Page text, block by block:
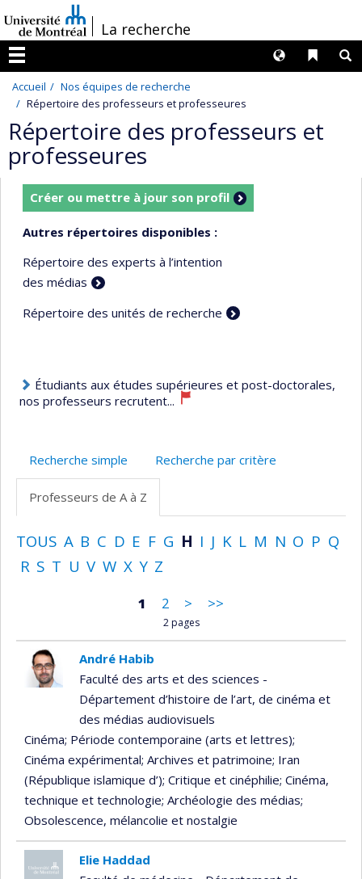
au
contenu
/La recherche
Menu
Liens
Langues
Accueil
Nos équipes de recherche
Répertoire des professeurs et professeures
Répertoire des professeurs et
professeures
Créer ou mettre à jour son profil
Autres répertoires disponibles :
Répertoire des experts à l’intention
des médias
Répertoire des unités de recherche
Étudiants aux études supérieures et post-doctorales,
nos professeurs recrutent...
Recherche simple Recherche par critère
Professeurs de A à Z
TOUS A B C D E F G H I J K L M N O P Q
R S T U V W X Y Z
1 2 > >>
2 pages
André Habib
Faculté des arts et des sciences -
Département d’histoire de l’art, de cinéma et
des médias audiovisuels
Cinéma; Période contemporaine (arts et lettres);
Cinéma expérimental; Archives et patrimoine; Iran
(République islamique d’); Critique et cinéphilie; Cinéma,
technique et technologie; Archéologie des médias;
Obsolescence, mélancolie et nostalgie
Elie Haddad